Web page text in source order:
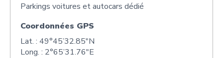
Parkings voitures et autocars dédié
Coordonnées GPS
Lat. : 49°45’32.85"N
Long. : 2°65’31.76"E